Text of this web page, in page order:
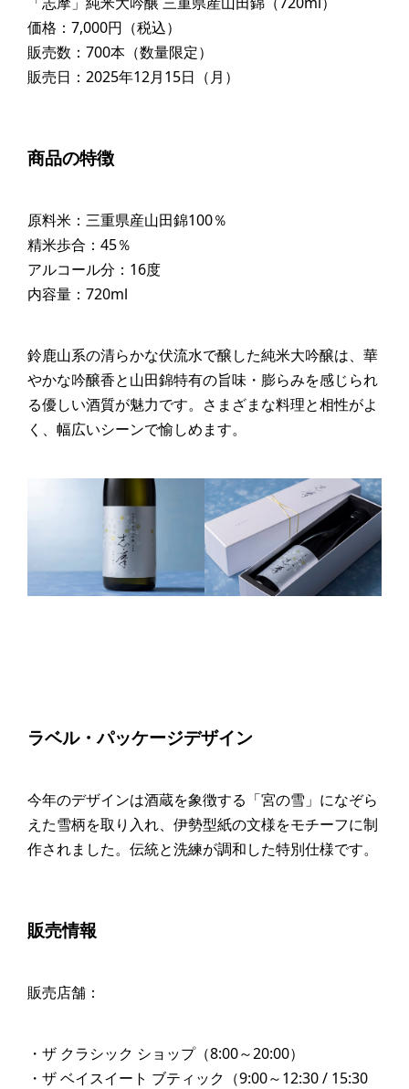
価格：7,000円（税込）
販売数：700本（数量限定）
販売日：2025年12月15日（月）
商品の特徴
原料米：三重県産山田錦100％
精米歩合：45％
アルコール分：16度
内容量：720ml
鈴鹿山系の清らかな伏流水で醸した純米大吟醸は、華
やかな吟醸香と山田錦特有の旨味・膨らみを感じられ
る優しい酒質が魅力です。さまざまな料理と相性がよ
く、幅広いシーンで愉しめます。
ラベル・パッケージデザイン
今年のデザインは酒蔵を象徴する「宮の雪」になぞら
えた雪柄を取り入れ、伊勢型紙の文様をモチーフに制
作されました。伝統と洗練が調和した特別仕様です。
販売情報
販売店舗：
・ザ クラシック ショップ（8:00～20:00）
・ザ ベイスイート ブティック（9:00～12:30 / 15:30